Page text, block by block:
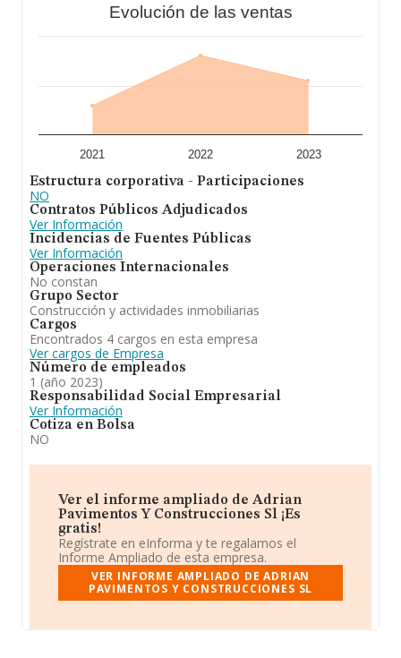
Evolución de las ventas
2021 2022 2023
Estructura corporativa - Participaciones
NO
Contratos Públicos Adjudicados
Ver Información
Incidencias de Fuentes Públicas
Ver Información
Operaciones Internacionales
No constan
Grupo Sector
Construcción y actividades inmobiliarias
Cargos
Encontrados 4 cargos en esta empresa
Ver cargos de Empresa
Número de empleados
1 (año 2023)
Responsabilidad Social Empresarial
Ver Información
Cotiza en Bolsa
NO
Ver el informe ampliado de Adrian
Pavimentos Y Construcciones Sl ¡Es
gratis!
Regístrate en eInforma y te regalamos el
Informe Ampliado de esta empresa.
VER INFORME AMPLIADO DE ADRIAN
PAVIMENTOS Y CONSTRUCCIONES SL